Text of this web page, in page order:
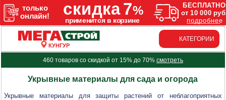
КУНГУР
КАТЕГОРИИ
460 товаров со скидкой от 15% до 70% смотреть
Укрывные материалы для сада и огорода
Укрывные материалы для защиты растений от неблагоприятных